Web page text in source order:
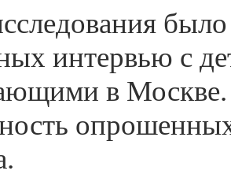
интервью с
в Москве.